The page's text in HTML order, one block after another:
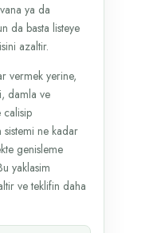
ya da
da basta listeye
azaltir.
vermek yerine,
damla ve
calisip
ne kadar
genisleme
yaklasim
ve teklifin daha